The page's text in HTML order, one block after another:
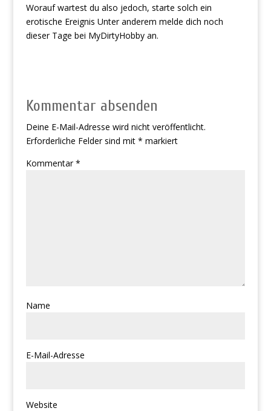
Worauf wartest du also jedoch, starte solch ein
erotische Ereignis Unter anderem melde dich noch
dieser Tage bei MyDirtyHobby an.
Kommentar absenden
Deine E-Mail-Adresse wird nicht veröffentlicht.
Erforderliche Felder sind mit * markiert
Kommentar*
Name
E-Mail-Adresse
Website